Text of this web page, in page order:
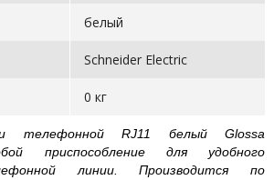
белый
Schneider Electric
0 кг
телефонной RJ11 белый Glossa
приспособление для удобного
линии. Производится по